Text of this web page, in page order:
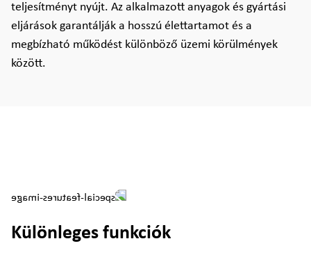
teljesítményt nyújt. Az alkalmazott anyagok és gyártási
eljárások garantálják a hosszú élettartamot és a
megbízható működést különböző üzemi körülmények
között.
Különleges funkciók